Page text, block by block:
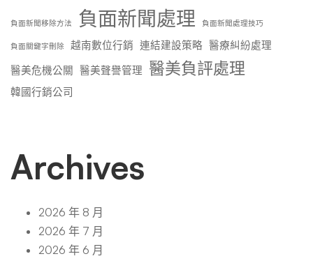
負面新聞移除方法 負面新聞處理 負面新聞處理技巧
負面關鍵字刪除 越南數位行銷 連結建設策略 醫療糾紛處理
醫美危機公關 醫美聲譽管理 醫美負評處理
韓國行銷公司
Archives
2026 年 8 月
2026 年 7 月
2026 年 6 月